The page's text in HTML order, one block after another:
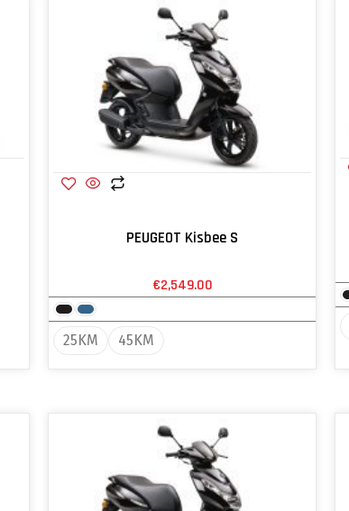
PEUGEOT Kisbee S
€2,549.00
25KM 45KM